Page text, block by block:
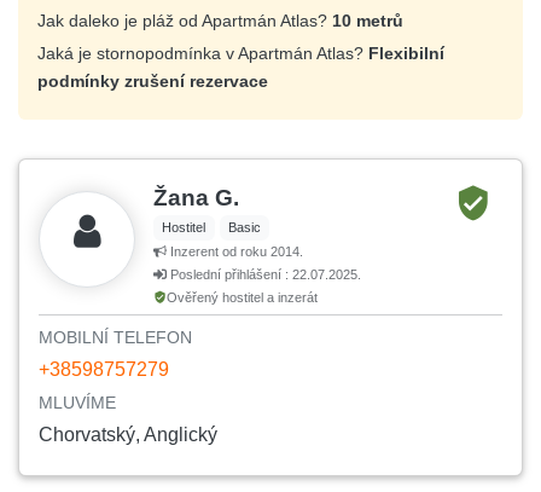
Jak daleko je pláž od Apartmán Atlas? 10 metrů
Jaká je stornopodmínka v Apartmán Atlas? Flexibilní
podmínky zrušení rezervace
Žana G.
Hostitel
Basic
Inzerent od roku 2014.
Poslední přihlášení : 22.07.2025.
Ověřený hostitel a inzerát
MOBILNÍ TELEFON
+38598757279
MLUVÍME
Chorvatský, Anglický